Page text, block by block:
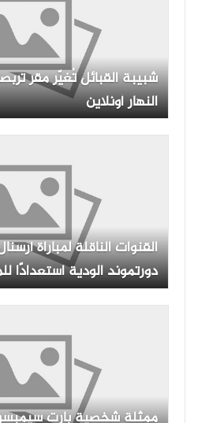
شبيبة القبائل تُغيّر مقر
النهار أونلاين
القنوات الناقلة لمباراة
دورتموند الودية استعدادًا
ممثلة شخصية بارت